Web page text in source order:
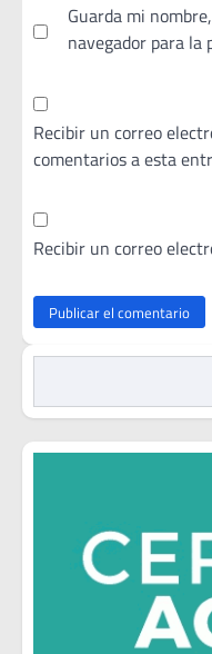
Guarda mi
navegador para la
Recibir un correo
comentarios a esta
Recibir un correo